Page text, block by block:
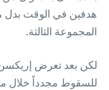
هدفين في الوقت بدل
المجموعة الثالثة.
لكن بعد تعرض
للسقوط مجدداً خلال